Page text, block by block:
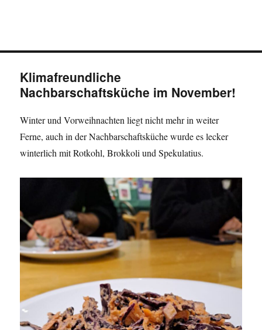
Klimafreundliche
Nachbarschaftsküche im November!
Winter und Vorweihnachten liegt nicht mehr in weiter
Ferne, auch in der Nachbarschaftsküche wurde es lecker
winterlich mit Rotkohl, Brokkoli und Spekulatius.